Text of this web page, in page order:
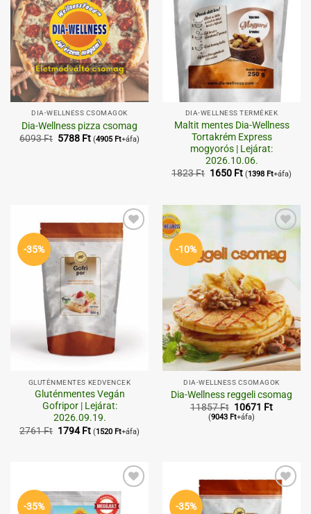
DIA-WELLNESS CSOMAGOK
Dia-Wellness pizza csomag
6093Ft Original
5788 FtCurrent
price
(4905 Ft+áfa)
DIA-WELLNESS TERMÉKEK
Maltit mentes Dia-Wellness
Tortakrém Express
mogyorós | Lejárat:
2026.10.06.
1823Ft Original
1650 FtCurrent
price
(1398 Ft+áfa)
-35%
Kedvenceimhez
GLUTÉNMENTES KEDVENCEK
Gluténmentes Vegán
Gofripor | Lejárat:
2026.09.19.
2761Ft Original
1794FtCurrent
price
(1520 Ft+áfa)
-10%
Kedvenceimhez
DIA-WELLNESS CSOMAGOK
Dia-Wellness reggeli csomag
11857Ft Original
price
was:
10671 FtCurrent
(9043 Ft+áfa)
-35%
Kedvenceimhez
-35%
Kedvenceimhez